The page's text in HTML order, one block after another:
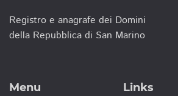
Registro e anagrafe dei Domini
della Repubblica di San Marino
Menu Links